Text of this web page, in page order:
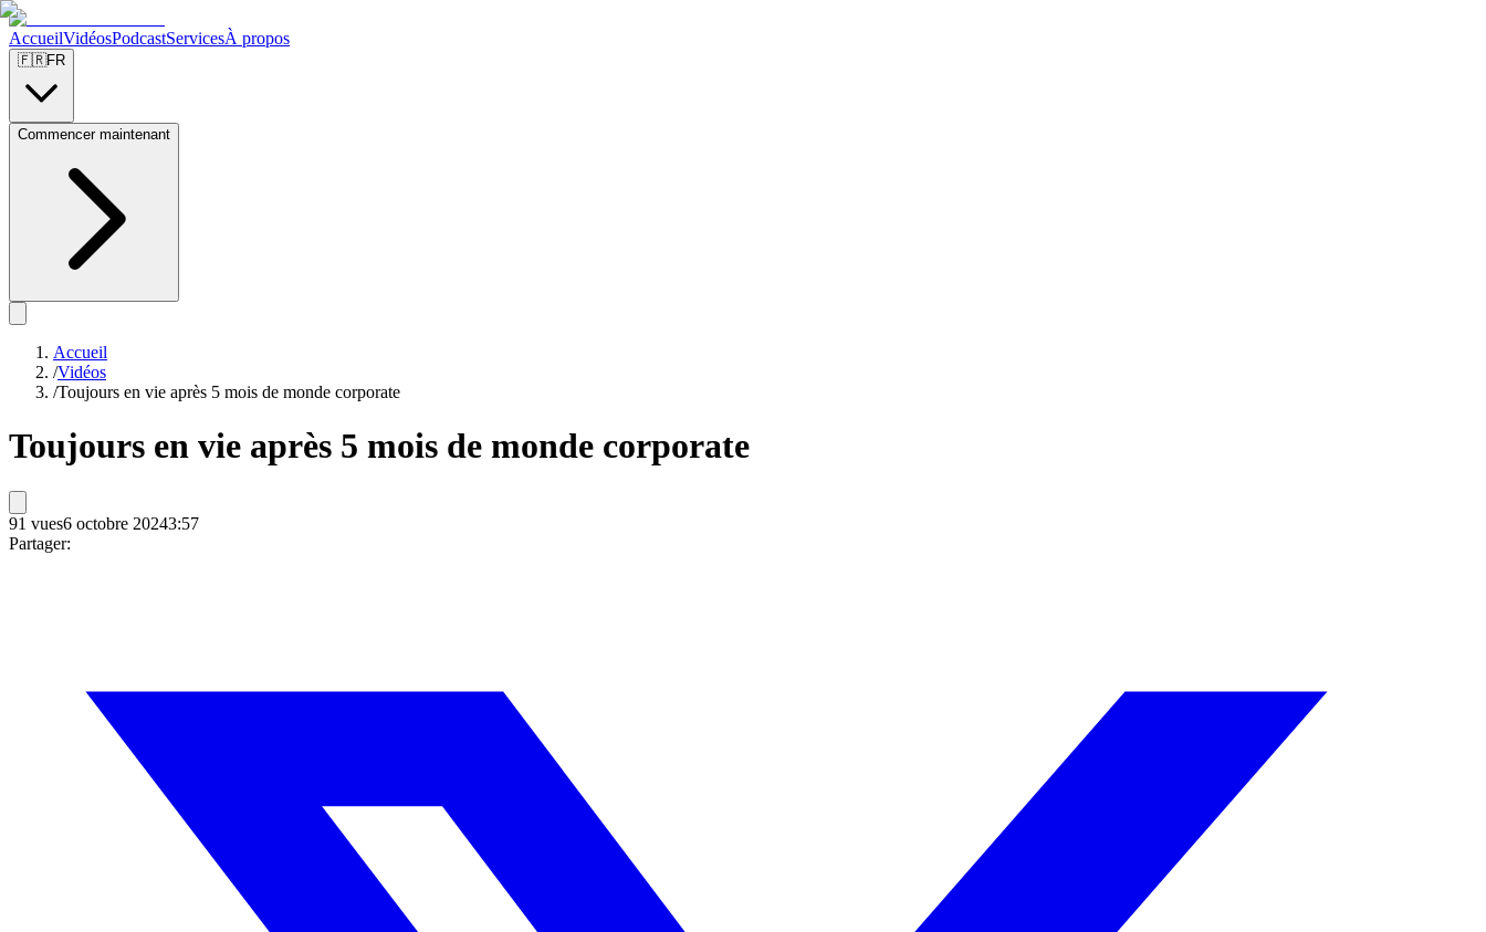
AccueilVidéosPodcastServicesÀ propos
🇫🇷FR
Commencer maintenant
Accueil
/Vidéos
/Toujours en vie après 5 mois de monde corporate
Toujours en vie après 5 mois de monde corporate
91 vues6 octobre 20243:57
Partager: